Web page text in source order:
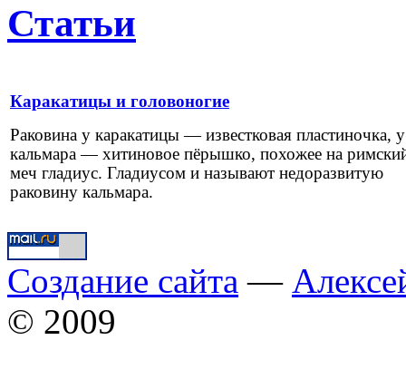
Статьи
Каракатицы и головоногие
Раковина у каракатицы — известковая пластиночка, у
кальмара — хитиновое пёрышко, похожее на
меч гладиус. Гладиусом и называют недоразвитую
раковину кальмара.
Создание сайта —
© 2009